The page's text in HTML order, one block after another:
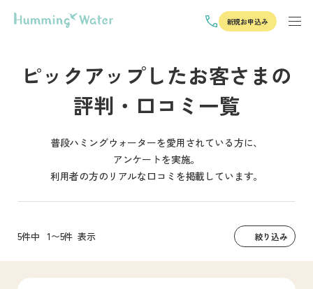
新規お申込み
ピックアップしたお客さまの
評判・口コミ一覧
普段ハミングウォーターを愛用されている方に、
アンケートを実施。
利用者の方のリアルな口コミを掲載しています。
5件中 1〜5件 表示 絞り込み